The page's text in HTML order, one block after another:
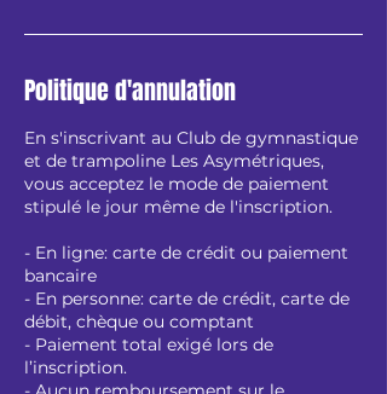
Politique d'annulation
En s'inscrivant au Club de gymnastique
et de trampoline Les Asymétriques,
vous acceptez le mode de paiement
stipulé le jour même de l'inscription.
- En ligne: carte de crédit ou paiement
bancaire
- En personne: carte de crédit, carte de
débit, chèque ou comptant
- Paiement total exigé lors de
l’inscription.